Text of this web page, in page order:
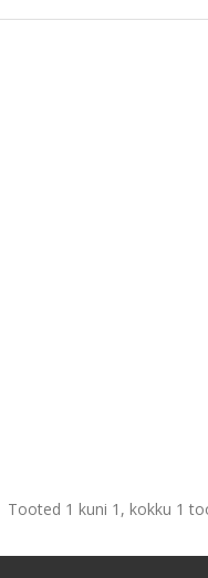
Tooted 1 kuni 1, kokku 1